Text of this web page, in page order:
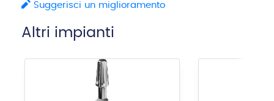
Suggerisci un miglioramento
Altri impianti